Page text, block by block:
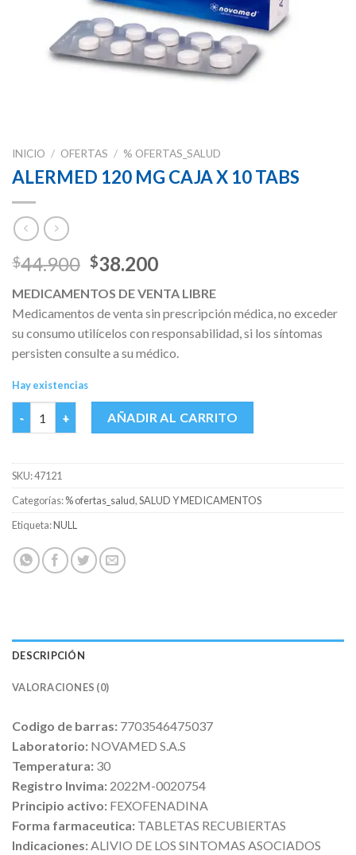
INICIO / OFERTAS / % OFERTAS_SALUD
ALERMED 120 MG CAJA X 10 TABS
$44.900 Original
was:
$44.900.
$38.200Current
is:
$38.200.
MEDICAMENTOS DE VENTA LIBRE
Medicamentos de venta sin prescripción médica, no exceder
su consumo utilícelos con responsabilidad, si los síntomas
persisten consulte a su médico.
Hay existencias
ALERMED 120 MG CAJA X 10 TABS cantidad
AÑADIR AL CARRITO
SKU:47121
Categorías:% ofertas_salud,SALUD Y MEDICAMENTOS
Etiqueta:NULL
DESCRIPCIÓN
VALORACIONES (0)
Codigo de barras: 7703546475037
Laboratorio: NOVAMED S.A.S
Temperatura: 30
Registro Invima: 2022M-0020754
Principio activo: FEXOFENADINA
Forma farmaceutica: TABLETAS RECUBIERTAS
Indicaciones:ALIVIO DE LOS SINTOMAS ASOCIADOS